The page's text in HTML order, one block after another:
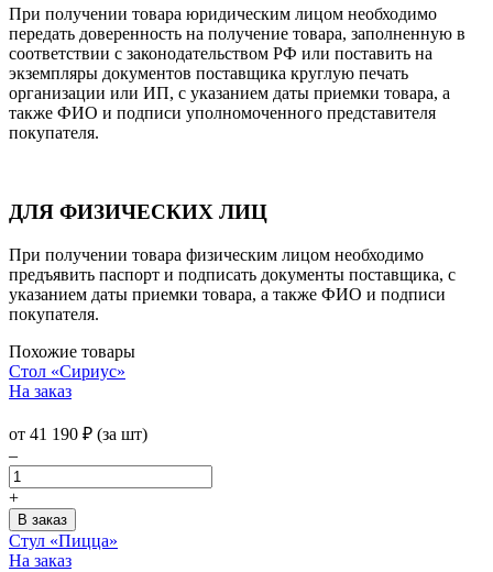
При получении товара юридическим лицом необходимо
передать доверенность на получение товара, заполненную в
соответствии с законодательством РФ или поставить на
экземпляры документов поставщика круглую печать
организации или ИП, с указанием даты приемки товара, а
также ФИО и подписи уполномоченного представителя
покупателя.
ДЛЯ ФИЗИЧЕСКИХ ЛИЦ
При получении товара физическим лицом необходимо
предъявить паспорт и подписать документы поставщика, с
указанием даты приемки товара, а также ФИО и подписи
покупателя.
Похожие товары
Стол «Сириус»
На заказ
от 41 190 ₽ (за шт)
–
+
Стул «Пицца»
На заказ